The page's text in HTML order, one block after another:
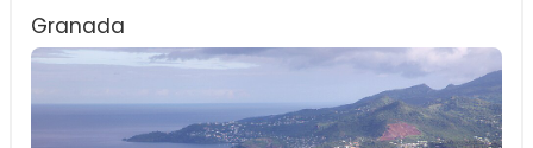
Granada